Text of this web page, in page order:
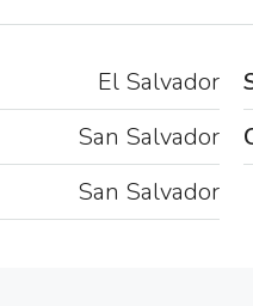
El Salvador
San Salvador
San Salvador